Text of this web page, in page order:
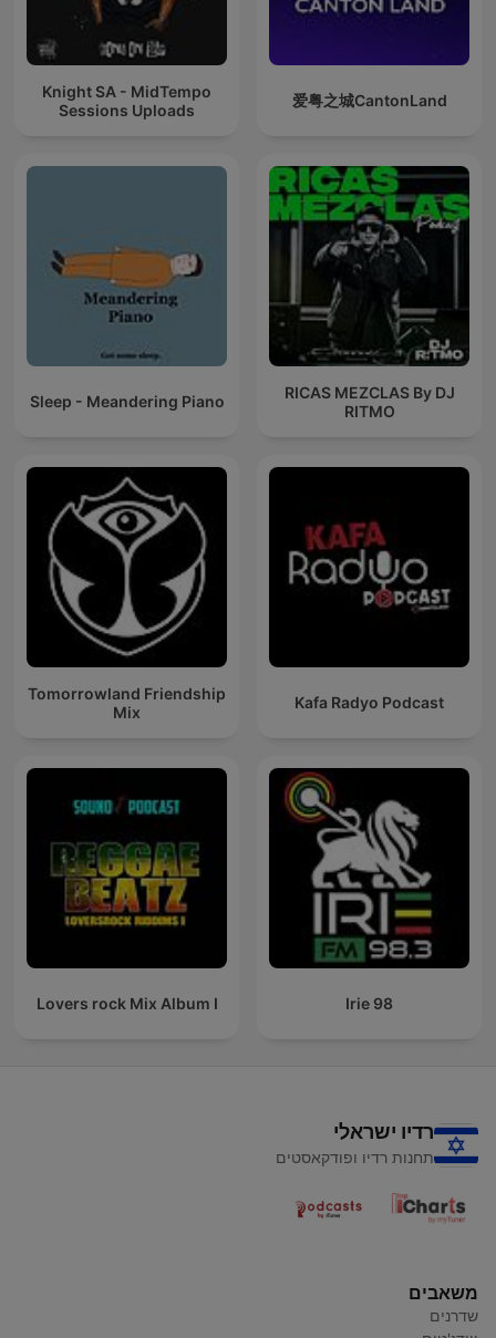
爱粤之城CantonLand
Knight SA - MidTempo
Sessions Uploads
RICAS MEZCLAS By DJ
RITMO
Sleep - Meandering Piano
Kafa Radyo Podcast
Tomorrowland Friendship
Mix
Irie 98
Lovers rock Mix Album I
רדיו ישראלי
תחנות רדיו ופודקאסטים
משאבים
שדרנים